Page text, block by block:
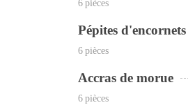
6 pièces
Pépites d'encornets
6 pièces
Accras de morue
6 pièces